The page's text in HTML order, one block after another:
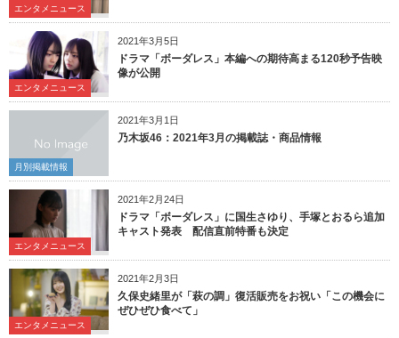
エンタメニュース
2021年3月5日
エンタメニュース
ドラマ「ボーダレス」本編への期待高まる120秒予告映
像が公開
2021年3月1日
月別掲載情報
乃木坂46：2021年3月の掲載誌・商品情報
2021年2月24日
エンタメニュース
ドラマ「ボーダレス」に国生さゆり、手塚とおるら追加
キャスト発表 配信直前特番も決定
2021年2月3日
エンタメニュース
久保史緒里が「萩の調」復活販売をお祝い「この機会に
ぜひぜひ食べて」